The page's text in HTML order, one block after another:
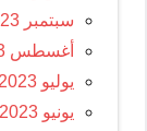
سبتمبر 2023
أغسطس 2023
يوليو 2023
يونيو 2023